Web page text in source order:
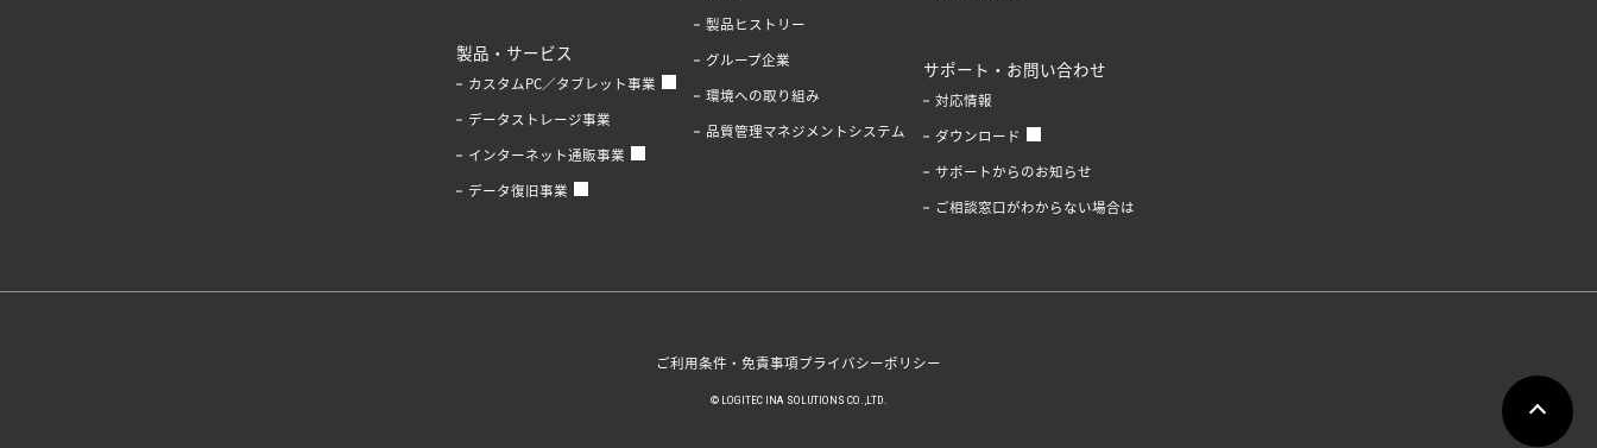
製品・サービス
カスタムPC／タブレット事業
データストレージ事業
インターネット通販事業
データ復旧事業
製品ヒストリー
グループ企業
環境への取り組み
品質管理マネジメントシステム
サポート・お問い合わせ
対応情報
ダウンロード
サポートからのお知らせ
ご相談窓口がわからない場合は
ご利用条件・免責事項プライバシーポリシー
© LOGITEC INA SOLUTIONS CO.,LTD.